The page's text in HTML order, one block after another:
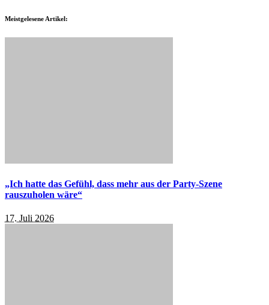
Meistgelesene Artikel:
„Ich hatte das Gefühl, dass mehr aus der Party-Szene
rauszuholen wäre“
17. Juli 2026